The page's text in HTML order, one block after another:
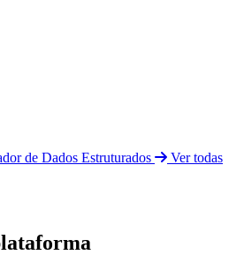
de Dados Estruturados
Ver todas